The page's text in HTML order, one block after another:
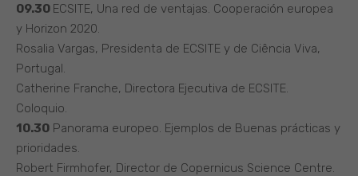
09.30 ECSITE, Una red de ventajas. Cooperación europea
y Horizon 2020.
Rosalia Vargas, Presidenta de ECSITE y de Ciência Viva,
Portugal.
Catherine Franche, Directora Ejecutiva de ECSITE.
Coloquio.
10.30 Panorama europeo. Ejemplos de Buenas prácticas y
prioridades.
Robert Firmhofer, Director de Copernicus Science Centre.